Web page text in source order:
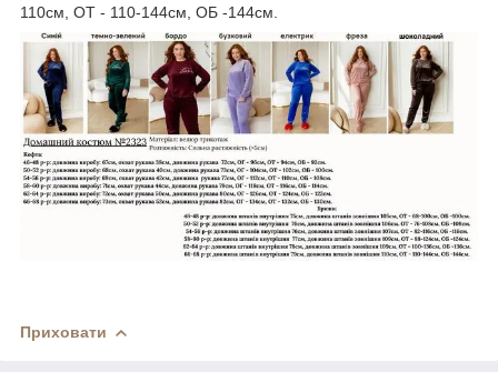
110см, ОТ - 110-144см, ОБ -144см.
Приховати